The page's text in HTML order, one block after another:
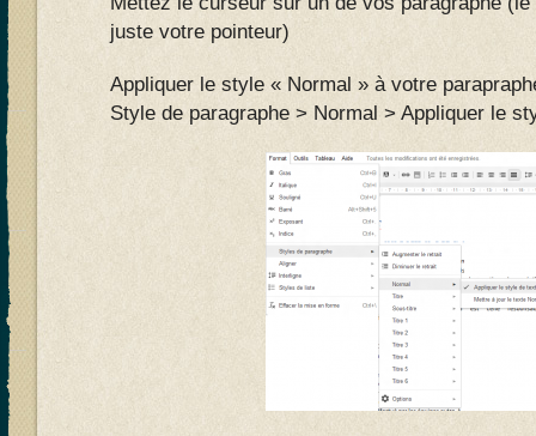
juste votre pointeur)
Appliquer le style « Normal » à votre
Style de paragraphe > Normal > Appliquer le